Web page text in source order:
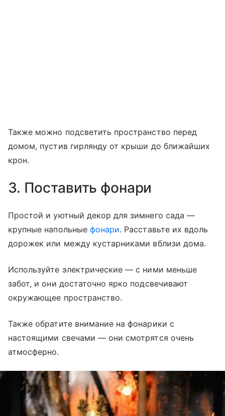
Также можно подсветить пространство перед
домом, пустив гирлянду от крыши до ближайших
крон.
3. Поставить фонари
Простой и уютный декор для зимнего сада —
крупные напольные фонари. Расставьте их вдоль
дорожек или между кустарниками вблизи дома.
Используйте электрические — с ними меньше
забот, и они достаточно ярко подсвечивают
окружающее пространство.
Также обратите внимание на фонарики с
настоящими свечами — они смотрятся очень
атмосферно.